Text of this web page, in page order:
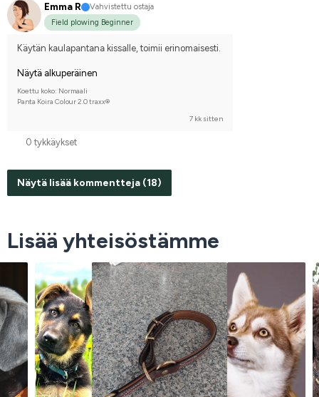
Emma R
Vahvistettu ostaja
Field plowing Beginner
Käytän kaulapantana kissalle, toimii erinomaisesti.
Näytä alkuperäinen
Koettu koko: Normaali
Panta Koira Colour 2.0 traxx®
7 kk sitten
0 tykkäykset
Näytä lisää kommentteja (18)
Lisää yhteisöstämme